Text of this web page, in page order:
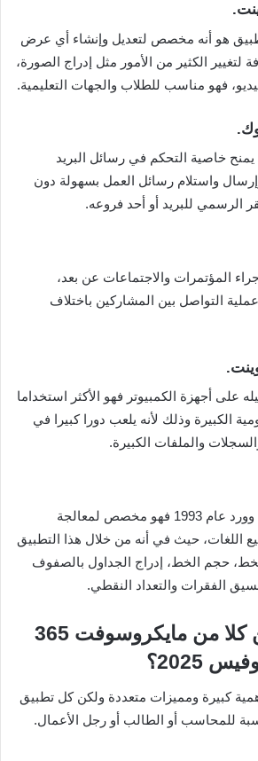
هو أنه مخصص لتعديل وإنشاء أي عرض
لتغيير الكثير من الأمور مثل إدراج الصورة،
فهو مناسب للطلاب والجهات التعليمية.
خاصية التحكم في رسائل البريد
واستلام رسائل العمل بسهولة دون
الرسمي للبريد أو أحد فروعه.
المؤتمرات والاجتماعات عن بعد،
التواصل بين المشاركين باختلاف
على أجهزة الكمبيوتر فهو الأكثر استخداما
الكبيرة وذلك لأنه يلعب دورا كبيرا في
والملفات الكبيرة.
تم إصدار مايكروسوفت وورد عام 1993 فهو مخصص لمعالجة
اللغات، حيث في أنه من خلال هذا التطبيق
حجم الخط، إدراج الجداول بالصفوف
الفقرات والتعداد النقطي.
ما هو الفرق بين كلا من مايكروسوفت 365
2025؟
كبيرة ومميزات متعددة ولكن كل تطبيق
للمحاسب أو الطالب أو رجل الأعمال.